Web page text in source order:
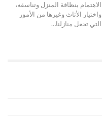
الاهتمام بنظافة المنزل وتناسقه،
واختيار الأثاث وغيرها من الأمور
التي تجعل منازلنا…